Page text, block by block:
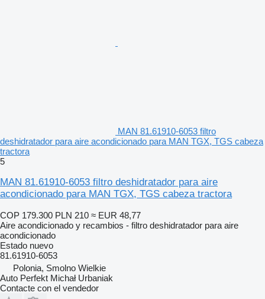
MAN 81.61910-6053 filtro
deshidratador para aire acondicionado para MAN TGX, TGS cabeza
tractora
5
MAN 81.61910-6053 filtro deshidratador para aire
acondicionado para MAN TGX, TGS cabeza tractora
COP 179.300 PLN 210 ≈ EUR 48,77
Aire acondicionado y recambios - filtro deshidratador para aire
acondicionado
Estado nuevo
81.61910-6053
Polonia, Smolno Wielkie
Auto Perfekt Michał Urbaniak
Contacte con el vendedor